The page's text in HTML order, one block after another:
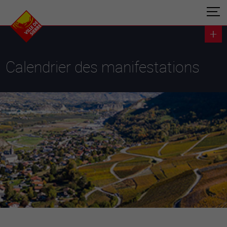
Calendrier des manifestations